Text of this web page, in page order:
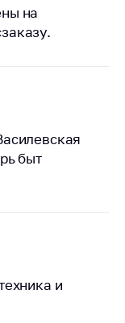
на
быт
и